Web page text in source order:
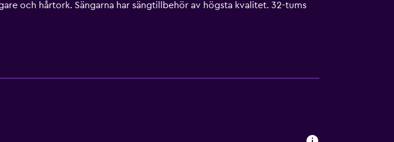
och hårtork. Sängarna har sängtillbehör av högsta kvalitet. 32-tums
Gäster har tillgång till gratis wi-fi. Boendet tillhandahåller
Dessutom har rummen strykjärn/strykbräda och gratis